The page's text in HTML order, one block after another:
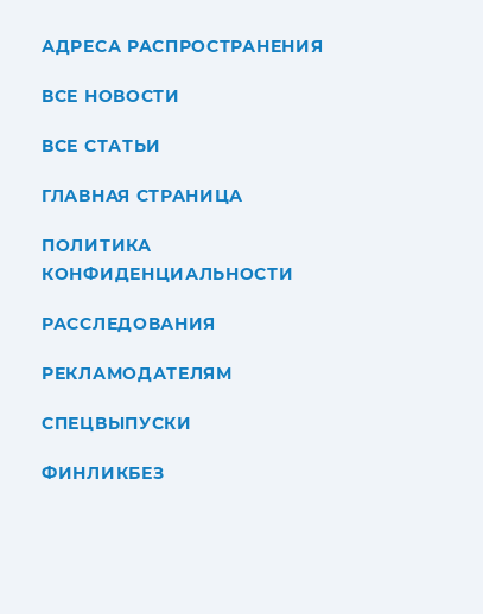
АДРЕСА РАСПРОСТРАНЕНИЯ
ВСЕ НОВОСТИ
ВСЕ СТАТЬИ
ГЛАВНАЯ СТРАНИЦА
ПОЛИТИКА
КОНФИДЕНЦИАЛЬНОСТИ
РАССЛЕДОВАНИЯ
РЕКЛАМОДАТЕЛЯМ
СПЕЦВЫПУСКИ
ФИНЛИКБЕЗ